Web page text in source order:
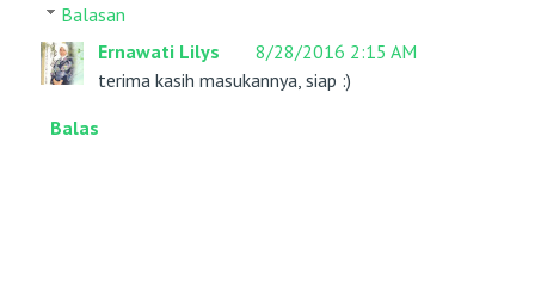
Balasan
Ernawati Lilys
8/28/2016 2:15 AM
terima kasih masukannya, siap :)
Balas